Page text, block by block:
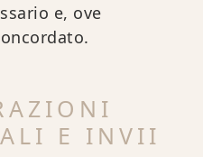
e, ove
E INVII